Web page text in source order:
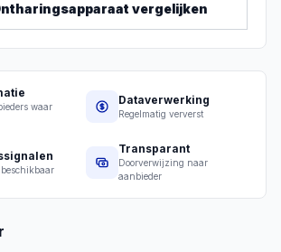
vergelijken
waar
Dataverwerking
Regelmatig ververst
Transparant
Doorverwijzing naar
aanbieder